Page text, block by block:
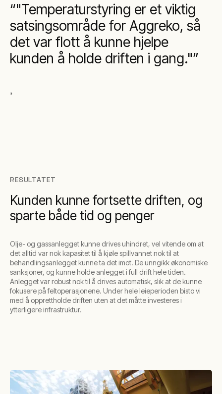
"Temperaturstyring er et viktig
satsingsområde for Aggreko, så
det var flott å kunne hjelpe
kunden å holde driften i gang."
,
RESULTATET
Kunden kunne fortsette driften, og
sparte både tid og penger
Olje- og gassanlegget kunne drives uhindret, vel vitende om at
det alltid var nok kapasitet til å kjøle spillvannet nok til at
behandlingsanlegget kunne ta det imot. De unngikk økonomiske
sanksjoner, og kunne holde anlegget i full drift hele tiden.
Anlegget var robust nok til å drives automatisk, slik at de kunne
fokusere på feltoperasjonene. Under hele leieperioden bisto vi
med å opprettholde driften uten at det måtte investeres i
ytterligere infrastruktur.